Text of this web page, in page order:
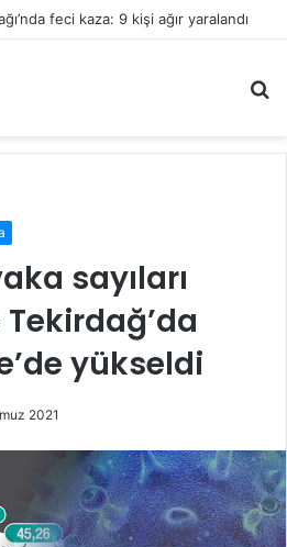
feci kaza: 9 kişi ağır yaralandı
...
sayıları
yükseldi
2021